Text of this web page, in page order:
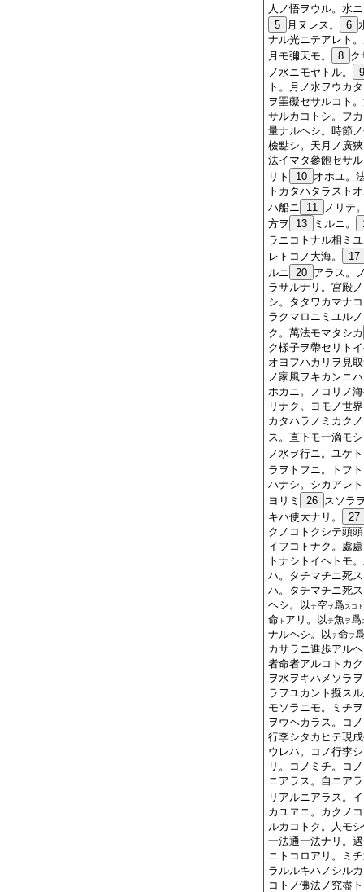
人ノ悟ヲウル。水
5
月ヌレス。 6
ナル光ニテアレト
月モ彌天モ。
8 ク
ノ水ニモヤトル。
9
ト。月ノ水ヲウカ
ヲ罣礙セサルコト
サルカコトシ。フ
量ナルヘシ。時節
檢點シ。天月ノ廣
法イマタ參飽セサ
リト
10 オホユ。
トカタハタラスト
ハ船ニ
11
ノリテ
方ヲ
13 ミルニ。
ラニコトナル相ミ
レトコノ大海。
17
ルニ 20 アラス。
ラサルナリ。宮殿
シ。タタワカマナ
ラクマロニミユル
ク。萬法モマタシカ
ク樣子ヲ帶セリト
オヨフハカリヲ見
ノ家風ヲキカンニ
ホカニ。ノコリノ
リナク。ヨモノ世
カタハラノミカク
ス。直下モ一滴モ
ノ水ヲ行ニ。ユケ
ラヲトフニ。トフ
ハナシ。シカアレ
ヨリミ
26 スソラ
キハ使大ナリ。
27
クノコトクシテ頭
イフコトナク。處
トナシトイヘトモ
ハ。タチマチニ死
ハ。タチマチニ死
ヘシ。以テ空ヲ爲スコト
命 ト アリ。以テ魚 ヲ爲
ナルヘシ。以テ命 ヲ
カサラニ進歩アル
者命者アルコトカ
ヲ水ヲキハメソラ
ラヲユカント擬ス
モソラニモ。ミチ
ヲウヘカラス。コ
行李シタカヒテ現
ウレハ。コノ行李
リ。コノミチ。コ
ニアラス。自ニア
リアルニアラス。
カユヱニ。カクノ
ルカコトク。人モ
一法通一法ナリ。
ニトコロアリ。ミ
ラルルキハノシル
コトノ佛法ノ究盡